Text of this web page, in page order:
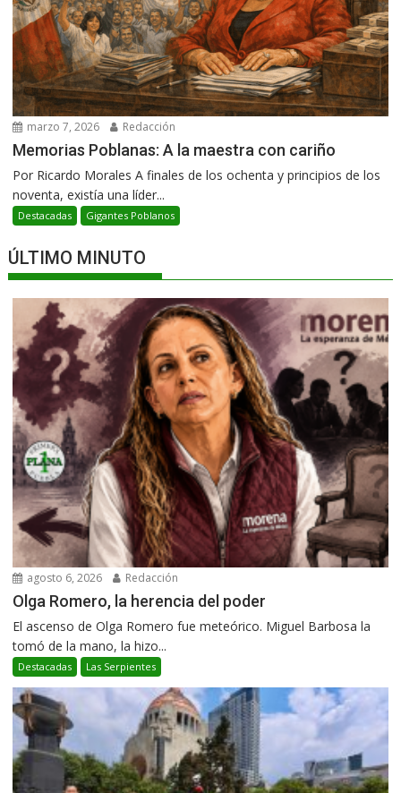
marzo 7, 2026 Redacción
Memorias Poblanas: A la maestra con cariño
Por Ricardo Morales A finales de los ochenta y principios de los
noventa, existía una líder...
Destacadas Gigantes Poblanos
ÚLTIMO MINUTO
agosto 6, 2026 Redacción
Olga Romero, la herencia del poder
El ascenso de Olga Romero fue meteórico. Miguel Barbosa la
tomó de la mano, la hizo...
Destacadas Las Serpientes